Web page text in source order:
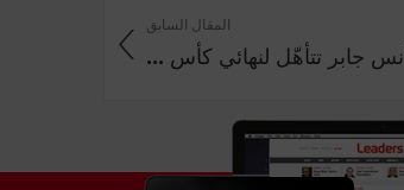
المقال السابق
أنس جابر تتأهّل لنهائي كأس ...